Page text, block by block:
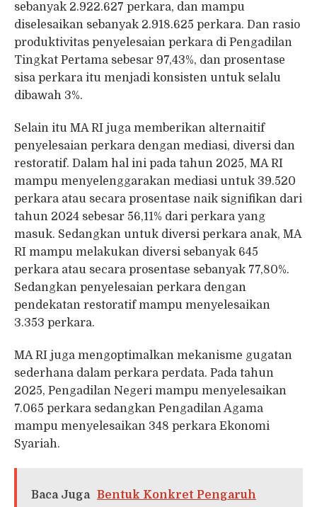
sebanyak 2.922.627 perkara, dan mampu
diselesaikan sebanyak 2.918.625 perkara. Dan rasio
produktivitas penyelesaian perkara di Pengadilan
Tingkat Pertama sebesar 97,43%, dan prosentase
sisa perkara itu menjadi konsisten untuk selalu
dibawah 3%.
Selain itu MA RI juga memberikan alternaitif
penyelesaian perkara dengan mediasi, diversi dan
restoratif. Dalam hal ini pada tahun 2025, MA RI
mampu menyelenggarakan mediasi untuk 39.520
perkara atau secara prosentase naik signifikan dari
tahun 2024 sebesar 56,11% dari perkara yang
masuk. Sedangkan untuk diversi perkara anak, MA
RI mampu melakukan diversi sebanyak 645
perkara atau secara prosentase sebanyak 77,80%.
Sedangkan penyelesaian perkara dengan
pendekatan restoratif mampu menyelesaikan
3.353 perkara.
MA RI juga mengoptimalkan mekanisme gugatan
sederhana dalam perkara perdata. Pada tahun
2025, Pengadilan Negeri mampu menyelesaikan
7.065 perkara sedangkan Pengadilan Agama
mampu menyelesaikan 348 perkara Ekonomi
Syariah.
Baca Juga Bentuk Konkret Pengaruh